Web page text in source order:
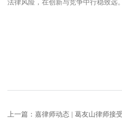
法律风险，在创新与竞争中行稳致远。